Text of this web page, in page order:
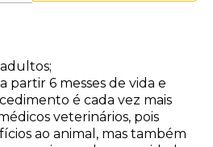
partir 6 messes de vida e
é cada vez mais
veterinários, pois
ao animal, mas também